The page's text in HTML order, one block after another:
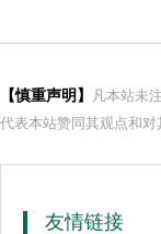
【慎重声明】
凡本站未
代表本站赞同其观点和
友情链接